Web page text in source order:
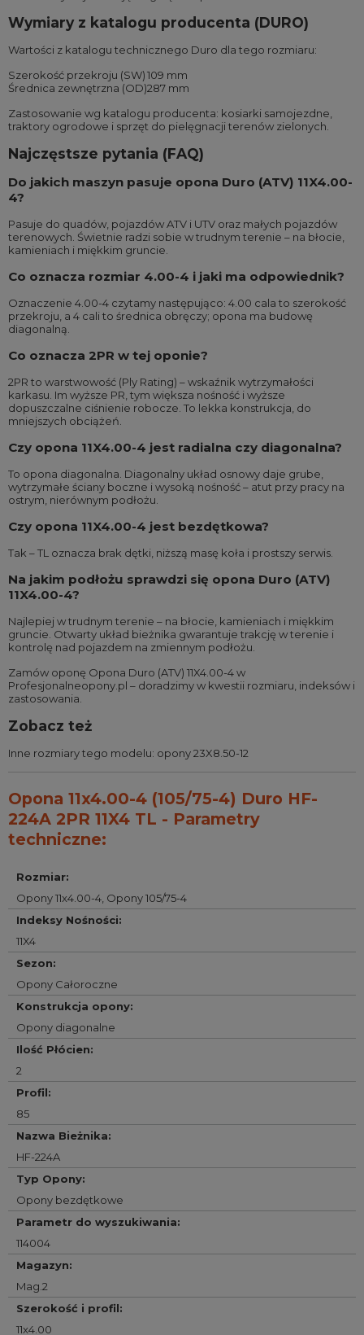
Wymiary z katalogu producenta (DURO)
Wartości z katalogu technicznego Duro dla tego rozmiaru:
Szerokość przekroju (SW)109 mm
Średnica zewnętrzna (OD)287 mm
Zastosowanie wg katalogu producenta: kosiarki samojezdne,
traktory ogrodowe i sprzęt do pielęgnacji terenów zielonych.
Najczęstsze pytania (FAQ)
Do jakich maszyn pasuje opona Duro (ATV) 11X4.00-
4?
Pasuje do quadów, pojazdów ATV i UTV oraz małych pojazdów
terenowych. Świetnie radzi sobie w trudnym terenie – na błocie,
kamieniach i miękkim gruncie.
Co oznacza rozmiar 4.00-4 i jaki ma odpowiednik?
Oznaczenie 4.00-4 czytamy następująco: 4.00 cala to szerokość
przekroju, a 4 cali to średnica obręczy; opona ma budowę
diagonalną.
Co oznacza 2PR w tej oponie?
2PR to warstwowość (Ply Rating) – wskaźnik wytrzymałości
karkasu. Im wyższe PR, tym większa nośność i wyższe
dopuszczalne ciśnienie robocze. To lekka konstrukcja, do
mniejszych obciążeń.
Czy opona 11X4.00-4 jest radialna czy diagonalna?
To opona diagonalna. Diagonalny układ osnowy daje grube,
wytrzymałe ściany boczne i wysoką nośność – atut przy pracy na
ostrym, nierównym podłożu.
Czy opona 11X4.00-4 jest bezdętkowa?
Tak – TL oznacza brak dętki, niższą masę koła i prostszy serwis.
Na jakim podłożu sprawdzi się opona Duro (ATV)
11X4.00-4?
Najlepiej w trudnym terenie – na błocie, kamieniach i miękkim
gruncie. Otwarty układ bieżnika gwarantuje trakcję w terenie i
kontrolę nad pojazdem na zmiennym podłożu.
Zamów oponę Opona Duro (ATV) 11X4.00-4 w
Profesjonalneopony.pl – doradzimy w kwestii rozmiaru, indeksów i
zastosowania.
Zobacz też
Inne rozmiary tego modelu: opony 23X8.50-12
Opona 11x4.00-4 (105/75-4) Duro HF-
224A 2PR 11X4 TL - Parametry
techniczne:
Rozmiar:
Opony 11x4.00-4 Opony 105/75-4
Indeksy Nośności:
11X4
Sezon:
Opony Całoroczne
Konstrukcja opony:
Opony diagonalne
Ilość Płócien:
2
Profil:
85
Nazwa Bieżnika:
HF-224A
Typ Opony:
Opony bezdętkowe
Parametr do wyszukiwania:
114004
Magazyn:
Mag.2
Szerokość i profil:
11x4.00